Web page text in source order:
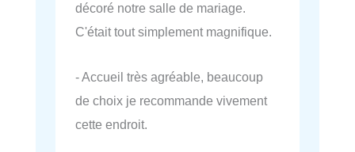
décoré notre salle de mariage.
C'était tout simplement magnifique.
- Accueil très agréable, beaucoup
de choix je recommande vivement
cette endroit.